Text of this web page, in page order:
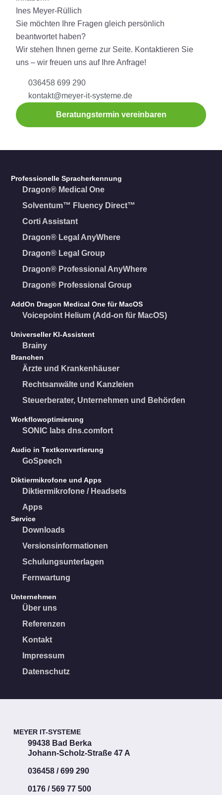
Ines Meyer-Rüllich
Sie möchten Ihre Fragen gleich persönlich
beantwortet haben?
Wir stehen Ihnen gerne zur Seite. Kontaktieren Sie
uns – wir freuen uns auf Ihre Anfrage!
036458 699 290
kontakt@meyer-it-systeme.de
Beratungstermin vereinbaren
Professionelle Spracherkennung
Dragon® Medical One
Solventum™ Fluency Direct™
Corti Assistant
Dragon® Legal AnyWhere
Dragon® Legal Group
Dragon® Professional AnyWhere
Dragon® Professional Group
AddOn Dragon Medical One für MacOS
Voicepoint Helium (Add-on für MacOS)
Universeller KI-Assistent
Brainy
Branchen
Ärzte und Krankenhäuser
Rechtsanwälte und Kanzleien
Steuerberater, Unternehmen und Behörden
Workflowoptimierung
SONIC labs dns.comfort
Audio in Textkonvertierung
GoSpeech
Diktiermikrofone und Apps
Diktiermikrofone / Headsets
Apps
Service
Downloads
Versionsinformationen
Schulungsunterlagen
Fernwartung
Unternehmen
Über uns
Referenzen
Kontakt
Impressum
Datenschutz
MEYER IT-SYSTEME
99438 Bad Berka
Johann-Scholz-Straße 47 A
036458 / 699 290
0176 / 569 77 500